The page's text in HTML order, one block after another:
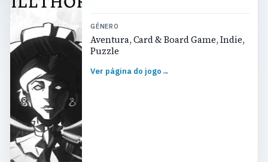
GÉNERO
Aventura, Card & Board Game, Indie,
Puzzle
Ver página do jogo→